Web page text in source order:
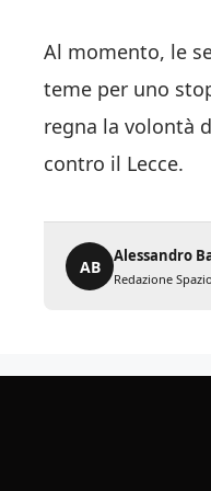
Al momento, le
teme per uno
regna la volontà
contro il Lecce.
AB
Alessandro
Redazione